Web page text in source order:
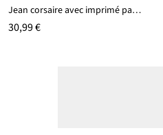
Jean corsaire avec imprimé papillon
30,99 €